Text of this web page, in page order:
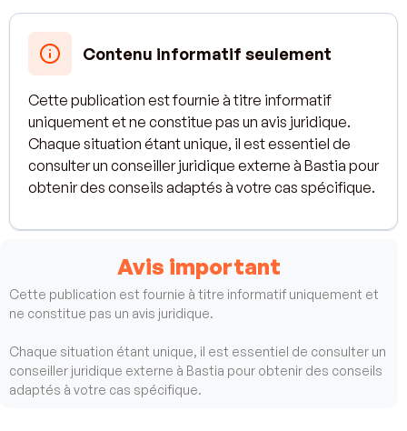
Contenu informatif seulement
Cette publication est fournie à titre informatif
uniquement et ne constitue pas un avis juridique.
Chaque situation étant unique, il est essentiel de
consulter un conseiller juridique externe à Bastia pour
obtenir des conseils adaptés à votre cas spécifique.
Avis important
Cette publication est fournie à titre informatif uniquement et
ne constitue pas un avis juridique.
Chaque situation étant unique, il est essentiel de consulter un
conseiller juridique externe à Bastia pour obtenir des conseils
adaptés à votre cas spécifique.